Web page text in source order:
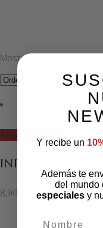
Mostrando 13–15 de 15
Añadir al carrito
INFUSIÓN
8,90
Y recibe un
Además te
del mundo
especialesy